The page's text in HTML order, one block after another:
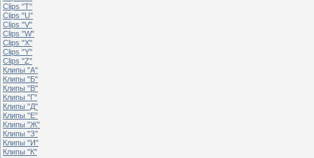
Clips "T"
Clips "U"
Clips "V"
Clips "W"
Clips "X"
Clips "Y"
Clips "Z"
Клипы "А"
Клипы "Б"
Клипы "В"
Клипы "Г"
Клипы "Д"
Клипы "Е"
Клипы "Ж"
Клипы "З"
Клипы "И"
Клипы "К"